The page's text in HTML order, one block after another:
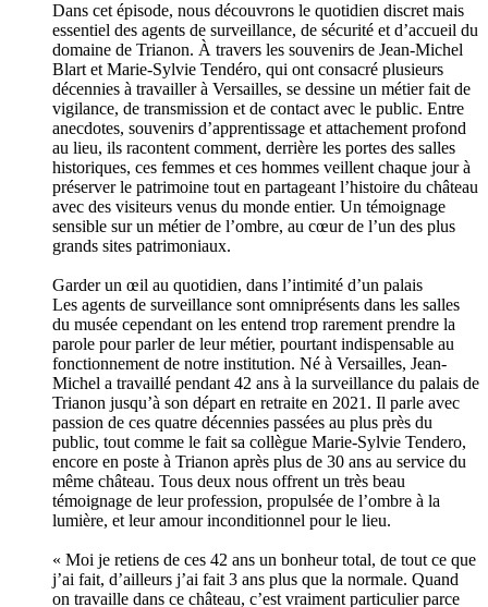
Dans cet épisode, nous découvrons le quotidien discret mais
essentiel des agents de surveillance, de sécurité et d’accueil du
domaine de Trianon. À travers les souvenirs de Jean-Michel
Blart et Marie-Sylvie Tendéro, qui ont consacré plusieurs
décennies à travailler à Versailles, se dessine un métier fait de
vigilance, de transmission et de contact avec le public. Entre
anecdotes, souvenirs d’apprentissage et attachement profond
au lieu, ils racontent comment, derrière les portes des salles
historiques, ces femmes et ces hommes veillent chaque jour à
préserver le patrimoine tout en partageant l’histoire du château
avec des visiteurs venus du monde entier. Un témoignage
sensible sur un métier de l’ombre, au cœur de l’un des plus
grands sites patrimoniaux.
Garder un œil au quotidien, dans l’intimité d’un palais
Les agents de surveillance sont omniprésents dans les salles
du musée cependant on les entend trop rarement prendre la
parole pour parler de leur métier, pourtant indispensable au
fonctionnement de notre institution. Né à Versailles, Jean-
Michel a travaillé pendant 42 ans à la surveillance du palais de
Trianon jusqu’à son départ en retraite en 2021. Il parle avec
passion de ces quatre décennies passées au plus près du
public, tout comme le fait sa collègue Marie-Sylvie Tendero,
encore en poste à Trianon après plus de 30 ans au service du
même château. Tous deux nous offrent un très beau
témoignage de leur profession, propulsée de l’ombre à la
lumière, et leur amour inconditionnel pour le lieu.
« Moi je retiens de ces 42 ans un bonheur total, de tout ce que
j’ai fait, d’ailleurs j’ai fait 3 ans plus que la normale. Quand
on travaille dans ce château, c’est vraiment particulier parce